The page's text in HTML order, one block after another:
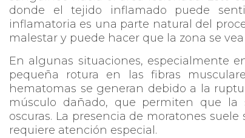
donde el tejido inflamado puede
inflamatoria es una parte natural del
malestar y puede hacer que la zona se
En algunas situaciones, especialmente
pequeña rotura en las fibras
hematomas se generan debido a la
músculo dañado, que permiten que
oscuras. La presencia de moratones
requiere atención especial.